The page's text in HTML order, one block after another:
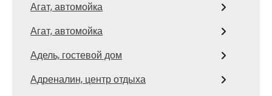
Агат, автомойка
Агат, автомойка
Адель, гостевой дом
Адреналин, центр отдыха